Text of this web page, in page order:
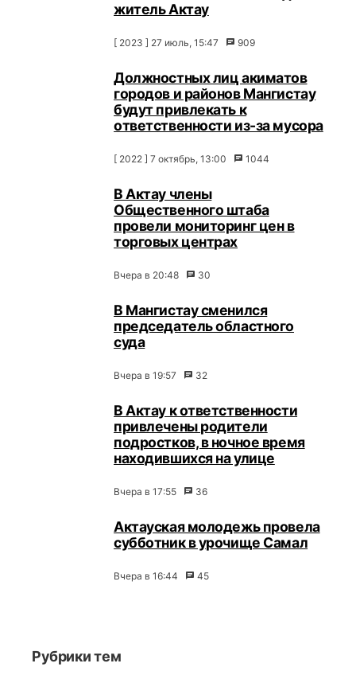
житель Актау
[ 2023 ] 27 июль, 15:47 909
Должностных лиц акиматов
городов и районов Мангистау
будут привлекать к
ответственности из-за мусора
[ 2022 ] 7 октябрь, 13:00 1044
В Актау члены
Общественного штаба
провели мониторинг цен в
торговых центрах
Вчера в 20:48 30
В Мангистау сменился
председатель областного
суда
Вчера в 19:57 32
В Актау к ответственности
привлечены родители
подростков, в ночное время
находившихся на улице
Вчера в 17:55 36
Актауская молодежь провела
субботник в урочище Самал
Вчера в 16:44 45
Рубрики тем